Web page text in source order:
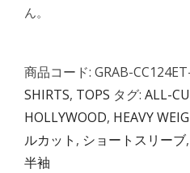
ん。
商品コード: GRAB-
SHIRTS, TOPS タグ: ALL-
HOLLYWOOD, HEAVY
ルカット , ショートスリーブ,
半袖